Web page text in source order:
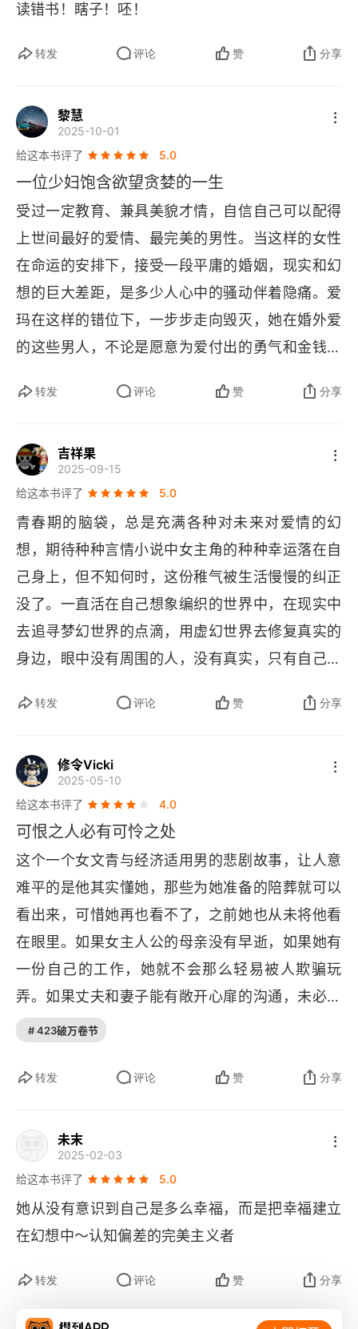
长在现实面前转身逃跑。
🌻
读错书！瞎子！呸！
转发 评论 赞 分享
黎慧
2025-10-01
给这本书评了
5.0
一位少妇饱含欲望贪婪的一生
受过一定教育、兼具美貌才情，自信自己可以配得
上世间最好的爱情、最完美的男性。当这样的女性
在命运的安排下，接受一段平庸的婚姻，现实和幻
想的巨大差距，是多少人心中的骚动伴着隐痛。爱
玛在这样的错位下，一步步走向毁灭，她在婚外爱
的这些男人，不论是愿意为爱付出的勇气和金钱都
灭，真实地发生在多少人的生活中，只是平凡人不
深情，最后真相揭露全部成空了。除了故事情节，
转发 评论 赞 分享
吉祥果
2025-09-15
给这本书评了
5.0
青春期的脑袋，总是充满各种对未来对爱情的幻
想，期待种种言情小说中女主角的种种幸运落在自
己身上，但不知何时，这份稚气被生活慢慢的纠正
没了。一直活在自己想象编织的世界中，在现实中
去追寻梦幻世界的点滴，用虚幻世界去修复真实的
身边，眼中没有周围的人，没有真实，只有自己和
原来自己选定的男主角只是被自己选中的演员而
的描写勾画了一个悲伤的故事……
转发 评论 赞 分享
修令Vicki
2025-05-10
给这本书评了
4.0
可恨之人必有可怜之处
这个一个女文青与经济适用男的悲剧故事，让人意
难平的是他其实懂她，那些为她准备的陪葬就可以
看出来，可惜她再也看不了，之前她也从未将他看
在眼里。如果女主人公的母亲没有早逝，如果她有
一份自己的工作，她就不会那么轻易被人欺骗玩
弄。如果丈夫和妻子能有敞开心扉的沟通，未必没
有水滴石穿，细水长流的恬淡生活。
# 423破万卷节
转发 评论 赞 分享
未末
2025-02-03
给这本书评了
5.0
她从没有意识到自己是多么幸福，而是把幸福建立
在幻想中～认知偏差的完美主义者
转发 评论 赞 分享